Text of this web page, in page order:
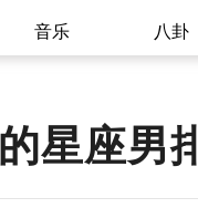
音乐 八卦
星座男